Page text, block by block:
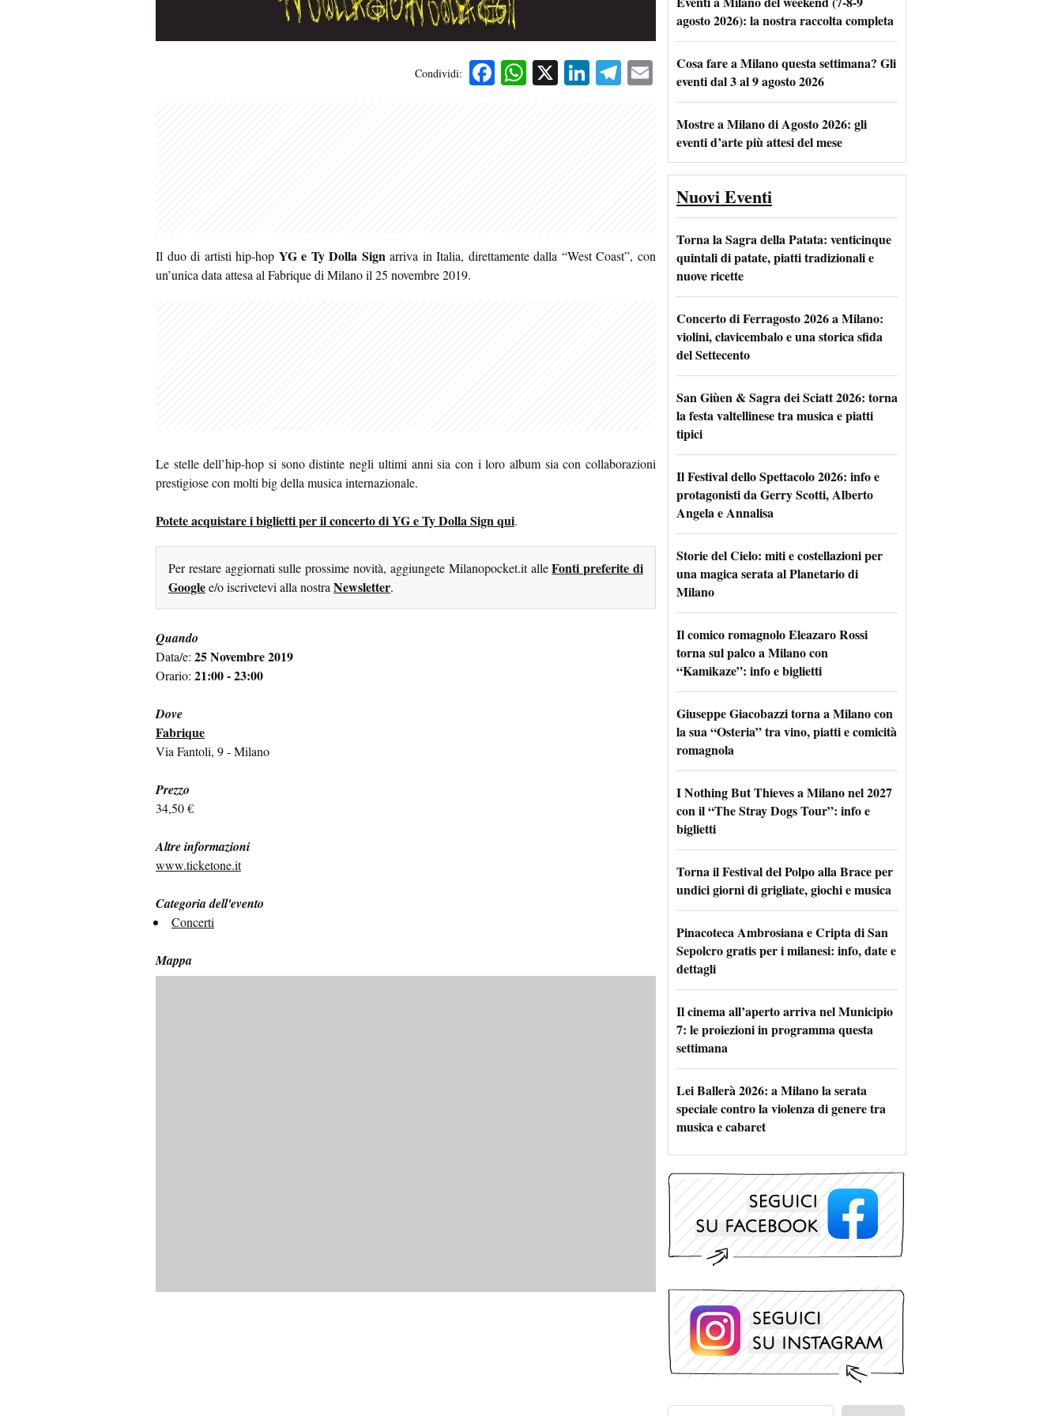
Condividi: Facebook
WhatsApp
X LinkedIn
Telegram
Email
Il duo di artisti hip-hop YG e Ty Dolla Signarriva in Italia, direttamente dalla “West Coast”, con
un’unica data attesa al Fabrique di Milano il 25 novembre 2019.
Le stelle dell’hip-hop si sono distinte negli ultimi anni sia con i loro album sia con collaborazioni
prestigiose con molti big della musica internazionale.
Potete acquistare i biglietti per il concerto di YG e Ty Dolla Sign qui.
Per restare aggiornati sulle prossime novità, aggiungete Milanopocket.it alleFonti preferite di
Googlee/o iscrivetevi alla nostraNewsletter.
Quando
Data/e: 25 Novembre 2019
Orario: 21:00 - 23:00
Dove
Fabrique
Via Fantoli, 9 - Milano
Prezzo
34,50 €
Altre informazioni
www.ticketone.it
Categoria dell'evento
Concerti
Mappa
agosto 2026): la nostra raccolta completa
Cosa fare a Milano questa settimana? Gli
eventi dal 3 al 9 agosto 2026
Mostre a Milano di Agosto 2026: gli
eventi d’arte più attesi del mese
Nuovi Eventi
Torna la Sagra della Patata: venticinque
quintali di patate, piatti tradizionali e
nuove ricette
Concerto di Ferragosto 2026 a Milano:
violini, clavicembalo e una storica sfida
del Settecento
San Giùen & Sagra dei Sciatt 2026: torna
la festa valtellinese tra musica e piatti
tipici
Il Festival dello Spettacolo 2026: info e
protagonisti da Gerry Scotti, Alberto
Angela e Annalisa
Storie del Cielo: miti e costellazioni per
una magica serata al Planetario di
Milano
Il comico romagnolo Eleazaro Rossi
torna sul palco a Milano con
“Kamikaze”: info e biglietti
Giuseppe Giacobazzi torna a Milano con
la sua “Osteria” tra vino, piatti e comicità
romagnola
I Nothing But Thieves a Milano nel 2027
con il “The Stray Dogs Tour”: info e
biglietti
Torna il Festival del Polpo alla Brace per
undici giorni di grigliate, giochi e musica
Pinacoteca Ambrosiana e Cripta di San
Sepolcro gratis per i milanesi: info, date e
dettagli
Il cinema all’aperto arriva nel Municipio
7: le proiezioni in programma questa
settimana
Lei Ballerà 2026: a Milano la serata
speciale contro la violenza di genere tra
musica e cabaret